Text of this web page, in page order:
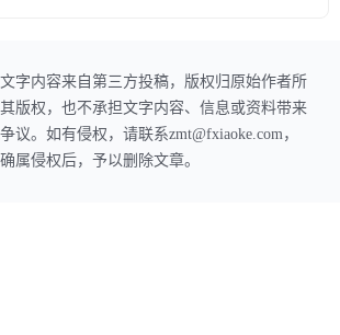
字内容来自第三方投稿，版权归原始作者所
版权，也不承担文字内容、信息或资料带来
议。如有侵权，请联系zmt@fxiaoke.com，
属侵权后，予以删除文章。